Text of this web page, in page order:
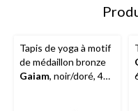
Tapis de yoga à motif
de médaillon bronze
Gaiam, noir/doré, 4